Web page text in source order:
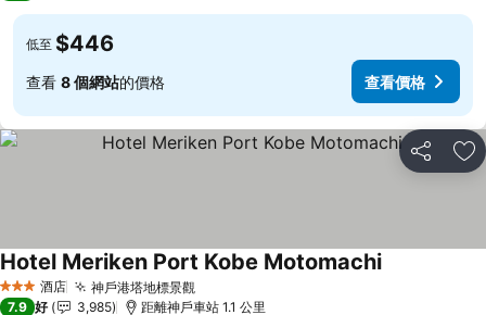
低至 $446
查看 8 個網站的價格 查看價格
分享 放
3 星級 酒店 神戶港塔地標景觀查看價格
Hotel Meriken Port Kobe Motomachi查看價格
7.9 好 3,985 距離神戶車站 1.1 公里